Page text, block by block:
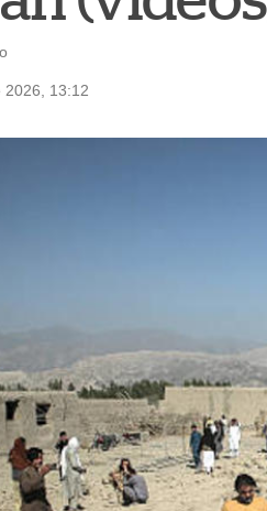
2026, 13:12